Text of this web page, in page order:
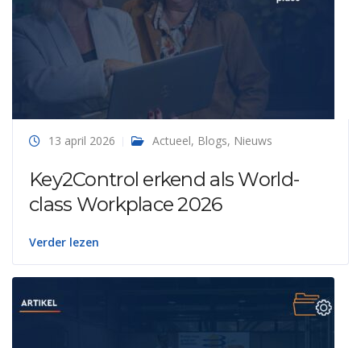
13 april 2026 Actueel, Blogs, Nieuws
Key2Control erkend als World-
class Workplace 2026
Verder lezen